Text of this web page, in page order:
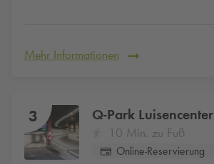
Mehr Informationen
3 Q-Park Luisencenter
10 Min. zu Fuß
Online-Reservierung